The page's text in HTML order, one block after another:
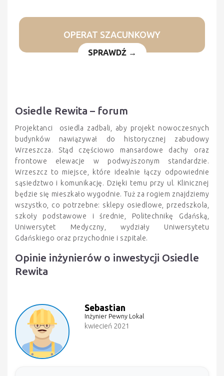
OPERAT SZACUNKOWY
SPRAWDŹ →
Osiedle Rewita – forum
Projektanci osiedla zadbali, aby projekt nowoczesnych
budynków nawiązywał do historycznej zabudowy
Wrzeszcza. Stąd częściowo mansardowe dachy oraz
frontowe elewacje w podwyższonym standardzie.
Wrzeszcz to miejsce, które idealnie łączy odpowiednie
sąsiedztwo i komunikację. Dzięki temu przy ul. Klinicznej
będzie się mieszkało wygodnie. Tuż za rogiem znajdziemy
wszystko, co potrzebne: sklepy osiedlowe, przedszkola,
szkoły podstawowe i średnie, Politechnikę Gdańską,
Uniwersytet Medyczny, wydziały Uniwersytetu
Gdańskiego oraz przychodnie i szpitale.
Opinie inżynierów o inwestycji Osiedle
Rewita
Sebastian
Inżynier Pewny Lokal
kwiecień 2021